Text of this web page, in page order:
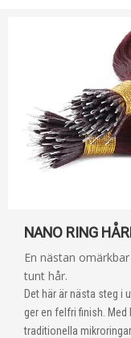
NANO RING
En nästan
tunt hår.
Det här är nästa steg i
ger en felfri finish. Med
traditionella